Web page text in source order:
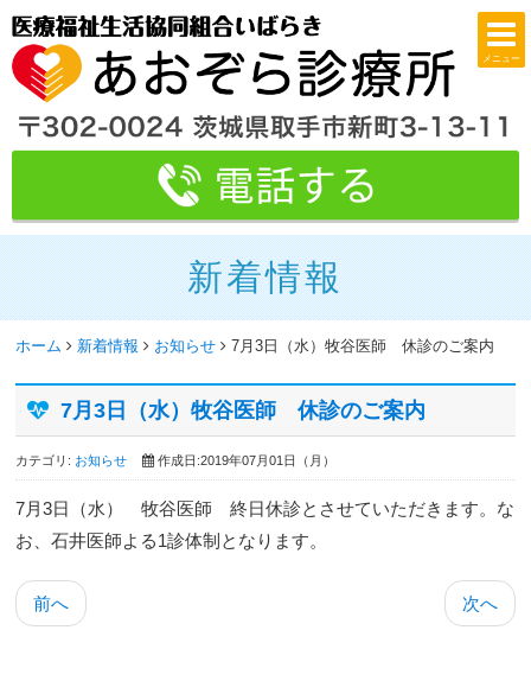
メニュー
新着情報
ホーム 新着情報 お知らせ 7月3日（水）牧谷医師 休診のご案内
7月3日（水）牧谷医師 休診のご案内
カテゴリ: お知らせ 作成日:2019年07月01日（月）
7月3日（水） 牧谷医師 終日休診とさせていただきます。な
お、石井医師よる1診体制となります。
前へ 次へ